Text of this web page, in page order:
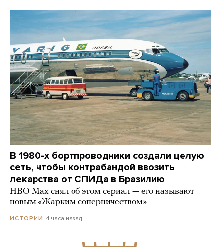
В 1980-х бортпроводники создали целую
сеть, чтобы контрабандой ввозить
лекарства от СПИДа в Бразилию
HBO Max снял об этом сериал — его называют
новым «Жарким соперничеством»
ИСТОРИИ 4 часа назад